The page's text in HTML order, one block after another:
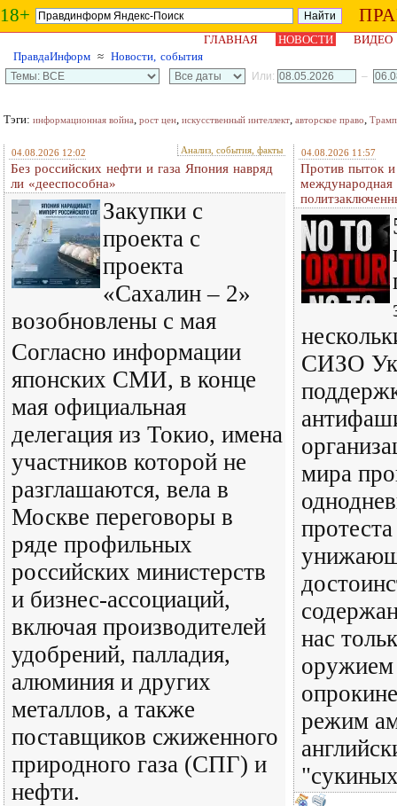
18+
ГЛАВНАЯ НОВОСТИ
ВИДЕО
ПравдаИнформ ≈ Новости, события
Или: –
Тэги: информационная война, рост цен, искусственный интеллект, авторское право, Трамп
04.08.2026 12:02 Анализ, события, факты
Без российских нефти и газа Япония навряд
ли «дееспособна»
Закупки с
проекта с
проекта
«Сахалин – 2»
возобновлены с мая
Согласно информации
японских СМИ, в конце
мая официальная
делегация из Токио, имена
участников которой не
разглашаются, вела в
Москве переговоры в
ряде профильных
российских министерств
и бизнес-ассоциаций,
включая производителей
удобрений, палладия,
алюминия и других
металлов, а также
поставщиков сжиженного
природного газа (СПГ) и
нефти.
04.08.2026 11:57
Против пыток и
международная
СИЗО
мира
нас
оружием
режим